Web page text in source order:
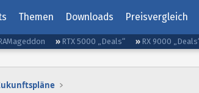
Themen Downloads Preisvergleich
RTX 5000 „Deals“ RX 9000